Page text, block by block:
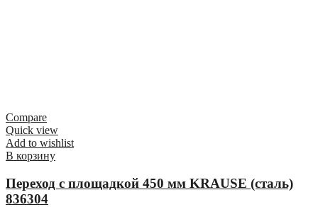
Compare
Quick view
Add to wishlist
В корзину
Переход с площадкой 450 мм KRAUSE (сталь)
836304